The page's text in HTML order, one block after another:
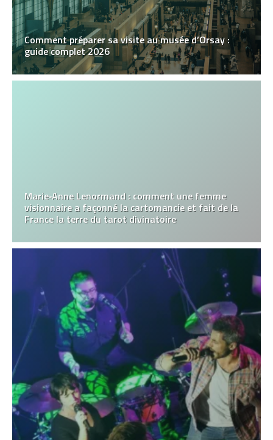
Comment préparer sa visite au musée d’Orsay :
guide complet 2026
Marie‑Anne Lenormand : comment une femme
visionnaire a façonné la cartomancie et fait de la
France la terre du tarot divinatoire